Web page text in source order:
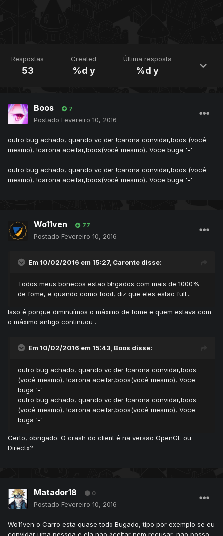
Respostas
53
Created
%d y
Última resposta
%d y
Boos 7
Postado Fevereiro 10, 2016
outro bug achado, quando vc der !carona convidar,boos (você
mesmo), !carona aceitar,boos(você mesmo), Voce buga '-'
outro bug achado, quando vc der !carona convidar,boos (você
mesmo), !carona aceitar,boos(você mesmo), Voce buga '-'
Wo11ven 77
Postado Fevereiro 10, 2016
Em 10/02/2016 em 15:27, Caronte disse:
Todos meus bonecos estão bhgados com mais de 1000%
de fome, e quando como food, diz que eles estão full...
Isso é porque diminuímos o máximo de fome e quem estava com
o máximo antigo continuou .
Em 10/02/2016 em 15:43, Boos disse:
outro bug achado, quando vc der !carona convidar,boos
(você mesmo), !carona aceitar,boos(você mesmo), Voce
buga '-'
outro bug achado, quando vc der !carona convidar,boos
(você mesmo), !carona aceitar,boos(você mesmo), Voce
buga '-'
Certo, obrigado. O crash do client é na versão OpenGL ou
Directx?
Matador18 0
Postado Fevereiro 10, 2016
Wo11ven o Carro esta quase todo Bugado, tipo por exemplo se eu
convidar uma pessoa e ela nao aceitar nem recusar, nao posso